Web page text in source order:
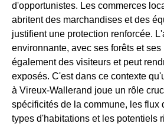
d'opportunistes. Les commerces
abritent des marchandises et des
justifient une protection renforcée.
environnante, avec ses forêts et ses
également des visiteurs et peut
exposés. C'est dans ce contexte
à Vireux-Wallerand joue un rôle
spécificités de la commune, les flux
types d'habitations et les potentiels